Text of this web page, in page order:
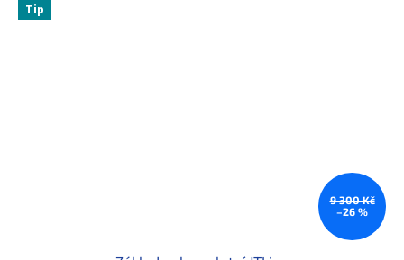
Tip
9 300 Kč
–26 %